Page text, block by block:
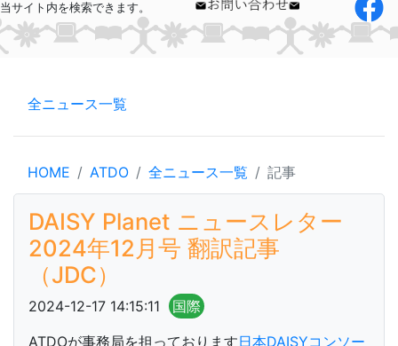
当サイト内を検索できます。
全ニュース一覧
HOME ATDO 全ニュース一覧 記事
DAISY Planet ニュースレター
2024年12月号 翻訳記事
（JDC）
2024-12-17 14:15:11
国際
ATDOが事務局を担っております日本DAISYコンソー